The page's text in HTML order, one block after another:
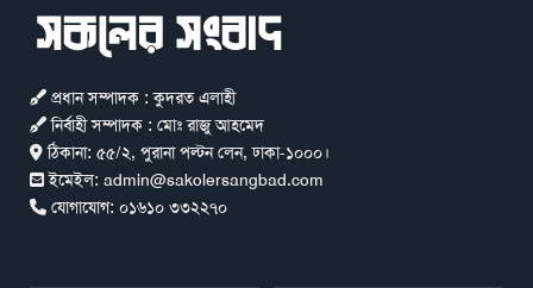
প্রধান সম্পাদক : কুদরত এলাহী
নির্বাহী সম্পাদক : মোঃ রাজু আহমেদ
ঠিকানা: ৫৫/২, পুরানা পল্টন লেন, ঢাকা-১০০০।
ইমেইল: admin@sakolersangbad.com
যোগাযোগ: ০১৬১০ ৩৩২২৭০